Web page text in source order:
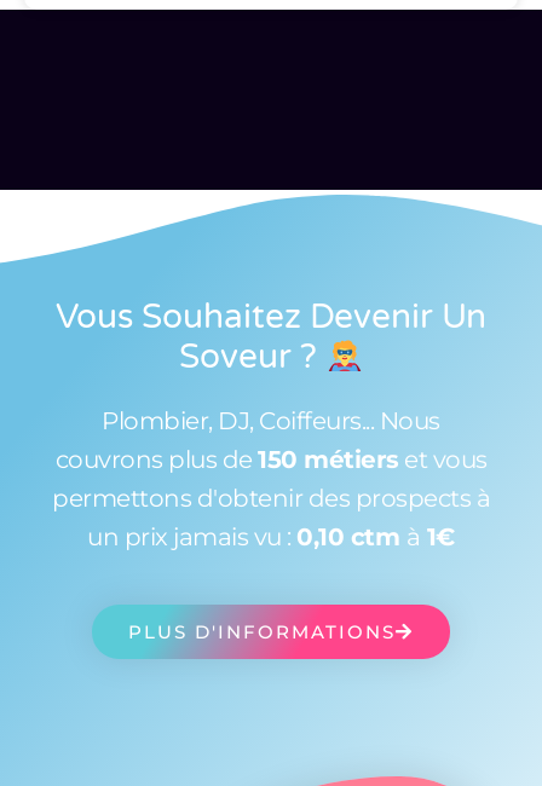
Vous Souhaitez Devenir Un
Soveur ?
Plombier, DJ, Coiffeurs... Nous
couvrons plus de 150 métiers et vous
permettons d'obtenir des prospects à
un prix jamais vu : 0,10 ctm à 1€
PLUS D'INFORMATIONS